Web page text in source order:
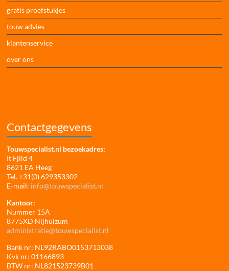
gratis proefstukjes
touw advies
klantenservice
over ons
Contactgegevens
Touwspecialist.nl bezoekadres:
It Fjild 4
8621 EA Heeg
Tel. +31(0) 629353302
E-mail: info@touwspecialist.nl
Kantoor:
Nummer 15A
8775XD Nijhuizum
administratie@touwspecialist.nl
Bank nr: NL92RABO0153713038
Kvk nr: 01166893
BTW nr: NL821523739B01